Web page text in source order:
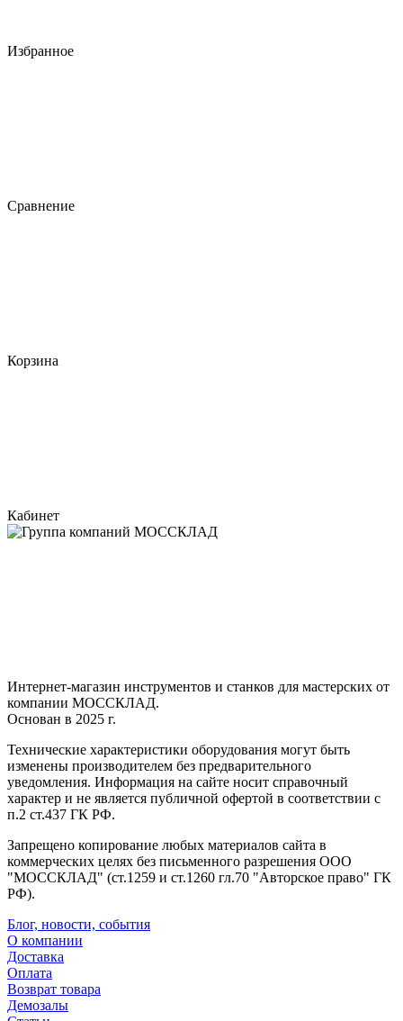
Избранное
Сравнение
Корзина
Кабинет
Интернет-магазин инструментов и станков для мастерских от
компании МОССКЛАД.
Основан в 2025 г.
Технические характеристики оборудования могут быть
изменены производителем без предварительного
уведомления. Информация на сайте носит справочный
характер и не является публичной офертой в соответствии с
п.2 ст.437 ГК РФ.
Запрещено копирование любых материалов сайта в
коммерческих целях без письменного разрешения ООО
"МОССКЛАД" (ст.1259 и ст.1260 гл.70 "Авторское право" ГК
РФ).
Блог, новости, события
О компании
Доставка
Оплата
Возврат товара
Демозалы